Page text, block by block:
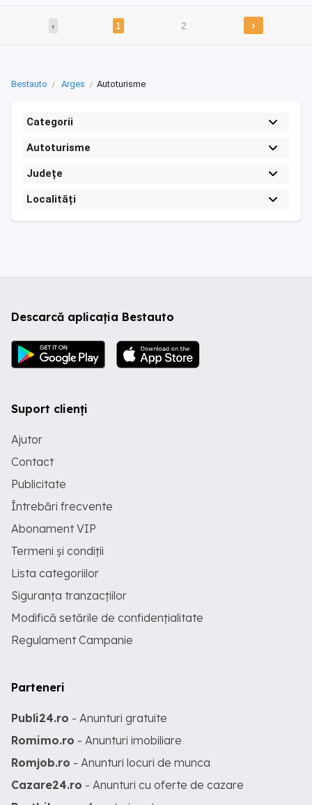
‹ 1 2 ›
Bestauto Arges Autoturisme
Categorii
Autoturisme
Județe
Localități
Descarcă aplicația Bestauto
Suport clienți
Ajutor
Contact
Publicitate
Întrebări frecvente
Abonament VIP
Termeni și condiții
Lista categoriilor
Siguranța tranzacțiilor
Modifică setările de confidențialitate
Regulament Campanie
Parteneri
Publi24.ro - Anunturi gratuite
Romimo.ro - Anunturi imobiliare
Romjob.ro - Anunturi locuri de munca
Cazare24.ro - Anunturi cu oferte de cazare